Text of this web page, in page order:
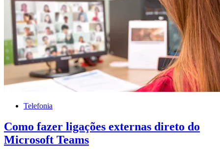
Telefonia
Como fazer ligações externas direto do
Microsoft Teams